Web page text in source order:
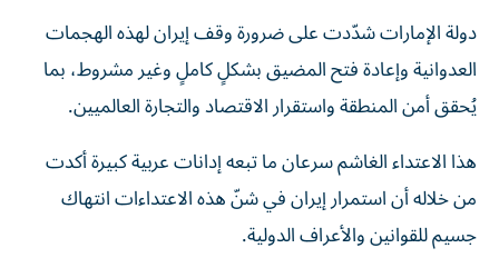
دولة الإمارات شدّدت على ضرورة وقف إيران لهذه الهجمات
العدوانية وإعادة فتح المضيق بشكلٍ كاملٍ وغير مشروط، بما
يُحقق أمن المنطقة واستقرار الاقتصاد والتجارة العالميين.
هذا الاعتداء الغاشم سرعان ما تبعه إدانات عربية كبيرة أكدت
من خلاله أن استمرار إيران في شنّ هذه الاعتداءات انتهاك
جسيم للقوانين والأعراف الدولية.